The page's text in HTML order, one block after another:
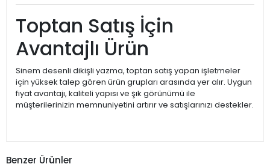
Toptan Satış İçin
Avantajlı Ürün
Sinem desenli dikişli yazma, toptan satış yapan işletmeler
için yüksek talep gören ürün grupları arasında yer alır. Uygun
fiyat avantajı, kaliteli yapısı ve şık görünümü ile
müşterilerinizin memnuniyetini artırır ve satışlarınızı destekler.
Benzer Ürünler